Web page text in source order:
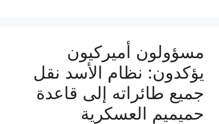
مسؤولون أميركيون
يؤكدون: نظام الأسد نقل
جميع طائراته إلى قاعدة
حميميم العسكرية